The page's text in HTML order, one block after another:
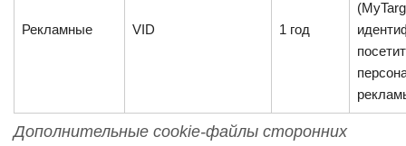
Рекламные VID 1 год
Дополнительные cookie-файлы сторонних